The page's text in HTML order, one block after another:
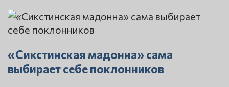
«Сикстинская мадонна» сама
выбирает себе поклонников